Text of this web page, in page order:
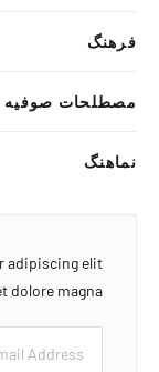
فرهنگ
مصطلحات صوفیه
نماهنگ
adipiscing elit
dolore magna